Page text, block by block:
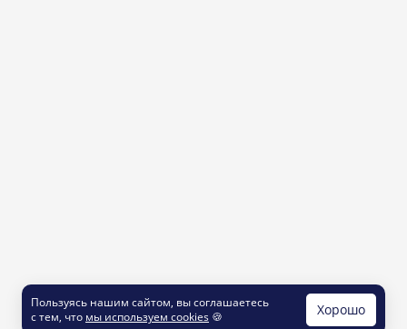
Пользуясь нашим сайтом, вы соглашаетесь
с тем, что мы используем cookies 🍪 Хорошо